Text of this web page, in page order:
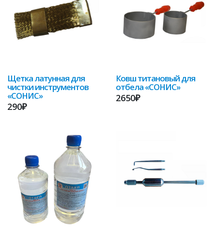
Щетка латунная для
чистки инструментов
«СОНИС»
290₽
Ковш титановый для
отбела «СОНИС»
2650₽